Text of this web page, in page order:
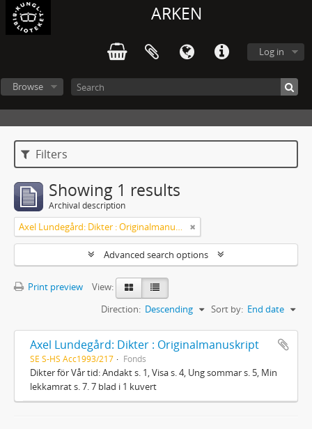
ARKEN
Log in
Browse
Filters
Showing 1 results
Archival description
Axel Lundegård: Dikter : Originalmanuskript
Advanced search options
Print preview
View:
Sort by: End date
Direction: Descending
Axel Lundegård: Dikter : Originalmanuskript
SE S-HS Acc1993/217 Fonds
Dikter för Vår tid: Andakt s. 1, Visa s. 4, Ung sommar s. 5, Min
lekkamrat s. 7. 7 blad i 1 kuvert